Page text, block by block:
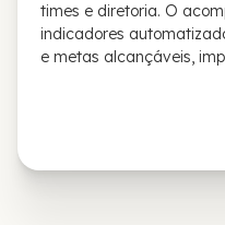
times e diretoria. O
indicadores
e metas alcançáveis,